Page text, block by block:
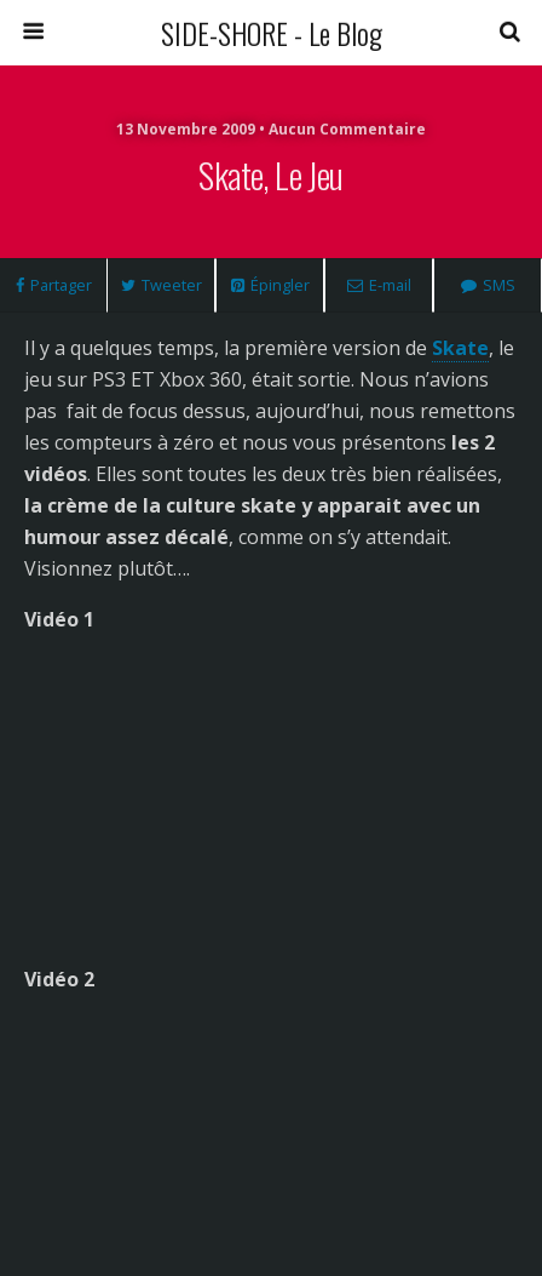
SIDE-SHORE - Le Blog
13 Novembre 2009 • Aucun Commentaire
Skate, Le Jeu
Partager Tweeter Épingler E-mail SMS
Il y a quelques temps, la première version de Skate, le
jeu sur PS3 ET Xbox 360, était sortie. Nous n’avions
pas fait de focus dessus, aujourd’hui, nous remettons
les compteurs à zéro et nous vous présentons les 2
vidéos. Elles sont toutes les deux très bien réalisées,
la crème de la culture skate y apparait avec un
humour assez décalé, comme on s’y attendait.
Visionnez plutôt….
Vidéo 1
Vidéo 2